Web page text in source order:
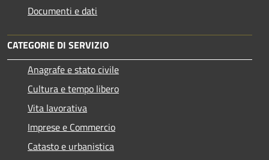
Documenti e dati
CATEGORIE DI SERVIZIO
Anagrafe e stato civile
Cultura e tempo libero
Vita lavorativa
Imprese e Commercio
Catasto e urbanistica